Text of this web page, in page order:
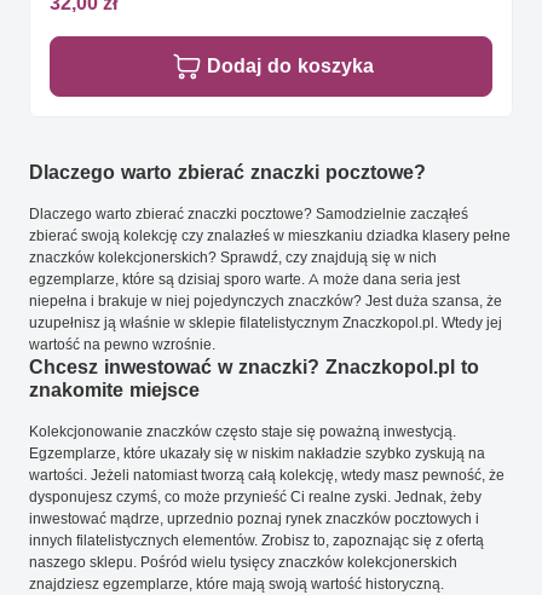
Dodaj do koszyka
Dlaczego warto zbierać znaczki pocztowe?
Dlaczego warto zbierać znaczki pocztowe? Samodzielnie zacząłeś
zbierać swoją kolekcję czy znalazłeś w mieszkaniu dziadka klasery pełne
znaczków kolekcjonerskich? Sprawdź, czy znajdują się w nich
egzemplarze, które są dzisiaj sporo warte. A może dana seria jest
niepełna i brakuje w niej pojedynczych znaczków? Jest duża szansa, że
uzupełnisz ją właśnie w sklepie filatelistycznym Znaczkopol.pl. Wtedy jej
wartość na pewno wzrośnie.
Chcesz inwestować w znaczki? Znaczkopol.pl to
znakomite miejsce
Kolekcjonowanie znaczków często staje się poważną inwestycją.
Egzemplarze, które ukazały się w niskim nakładzie szybko zyskują na
wartości. Jeżeli natomiast tworzą całą kolekcję, wtedy masz pewność, że
dysponujesz czymś, co może przynieść Ci realne zyski. Jednak, żeby
inwestować mądrze, uprzednio poznaj rynek znaczków pocztowych i
innych filatelistycznych elementów. Zrobisz to, zapoznając się z ofertą
naszego sklepu. Pośród wielu tysięcy znaczków kolekcjonerskich
znajdziesz egzemplarze, które mają swoją wartość historyczną.